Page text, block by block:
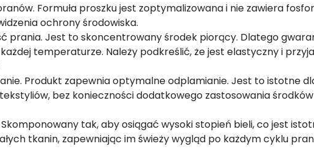
Formuła proszku jest zoptymalizowana i nie zawiera
ochrony środowiska.
prania. Jest to skoncentrowany środek piorący. Dlatego
temperaturze. Należy podkreślić, że jest elastyczny i
Produkt zapewnia optymalne odplamianie. Jest to istotne
bez konieczności dodatkowego zastosowania środków
tak, aby osiągać wysoki stopień bieli, co jest
tkanin, zapewniając im świeży wygląd po każdym cyklu